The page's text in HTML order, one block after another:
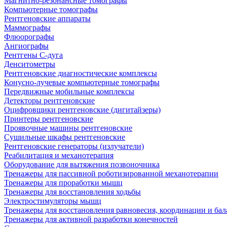
Компьютерные томографы
Рентгеновские аппараты
Маммографы
Флюорографы
Ангиографы
Рентгены С-дуга
Денситометры
Рентгеновские диагностические комплексы
Конусно-лучевые компьютерные томографы
Передвижные мобильные комплексы
Детекторы рентгеновские
Оцифровщики рентгеновские (дигитайзеры)
Принтеры рентгеновские
Проявочные машины рентгеновские
Сушильные шкафы рентгеновские
Рентгеновские генераторы (излучатели)
Реабилитация и механотерапия
Оборудование для вытяжения позвоночника
Тренажеры для пассивной роботизированной механотерапии
Тренажеры для проработки мышц
Тренажеры для восстановления ходьбы
Электростимуляторы мышц
Тренажеры для восстановления равновесия, координации и
Тренажеры для активной разработки конечностей